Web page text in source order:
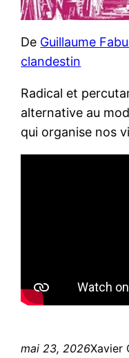
De Guillaume
clandestin
Radical et
alternative au
qui organise nos
mai 23, 2026Xavier